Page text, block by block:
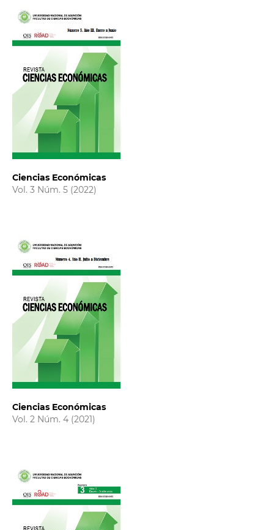
Ciencias Económicas
Vol. 3 Núm. 5 (2022)
Ciencias Económicas
Vol. 2 Núm. 4 (2021)